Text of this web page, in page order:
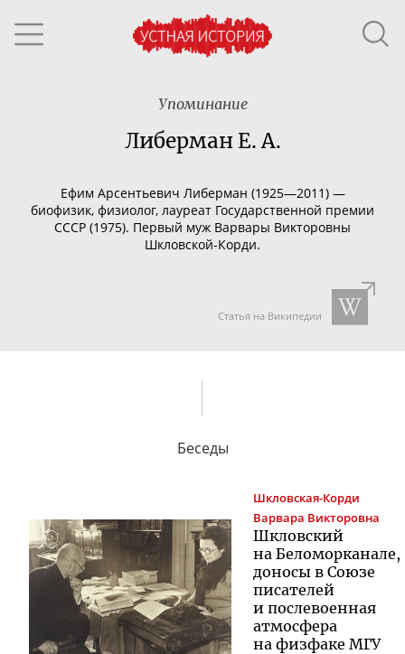
Упоминание
Либерман Е. А.
Ефим Арсентьевич Либерман (1925—2011) —
биофизик, физиолог, лауреат Государственной премии
СССР (1975). Первый муж Варвары Викторовны
Шкловской-Корди.
Статья на Википедии
Беседы
Шкловская-Корди
Варвара Викторовна
Шкловский
на Беломорканале,
доносы в Союзе
писателей
и послевоенная
атмосфера
на физфаке МГУ